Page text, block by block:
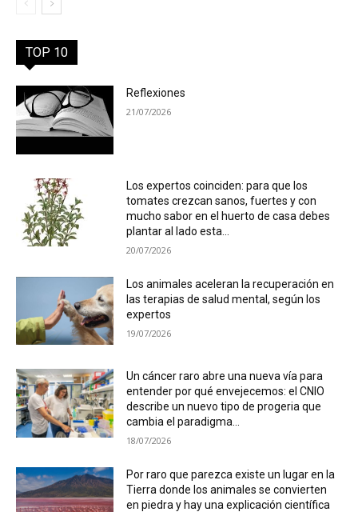
TOP 10
Reflexiones
21/07/2026
Los expertos coinciden: para que los
tomates crezcan sanos, fuertes y con
mucho sabor en el huerto de casa debes
plantar al lado esta...
20/07/2026
Los animales aceleran la recuperación en
las terapias de salud mental, según los
expertos
19/07/2026
Un cáncer raro abre una nueva vía para
entender por qué envejecemos: el CNIO
describe un nuevo tipo de progeria que
cambia el paradigma...
18/07/2026
Por raro que parezca existe un lugar en la
Tierra donde los animales se convierten
en piedra y hay una explicación científica